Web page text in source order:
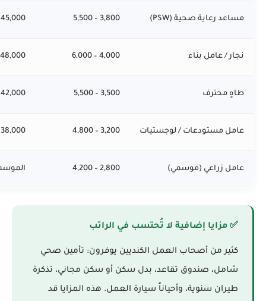
مساعد رعاية صحية (PSW) 3,800 – 5,500
45,000 – 66,000
نجار / عامل بناء 4,000 – 6,000
48,000 – 72,000
طاهٍ محترف 3,500 – 5,500
42,000 – 66,000
عامل مستودعات / لوجستيات 3,200 – 4,800
38,000 – 57,000
عامل زراعي (موسمي) 2,800 – 4,200 الموسم: 16,000 –
✅ مزايا إضافية لا تُحتسب في الراتب
كثير من أصحاب العمل الكنديين يوفرون: تأمين صحي
شامل، صندوق تقاعد، بدل سكن أو سكن مجاني، تذكرة
طيران سنوية، وأحياناً سيارة العمل. هذه المزايا قد